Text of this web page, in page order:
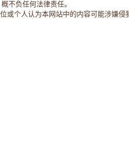
不负任何法律责任。
个人认为本网站中的内容可能涉嫌